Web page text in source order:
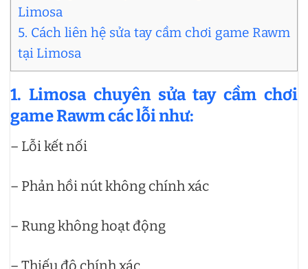
Limosa
5. Cách liên hệ sửa tay cầm chơi game Rawm
tại Limosa
1. Limosa chuyên sửa tay cầm chơi
game Rawm các lỗi như:
– Lỗi kết nối
– Phản hồi nút không chính xác
– Rung không hoạt động
– Thiếu độ chính xác